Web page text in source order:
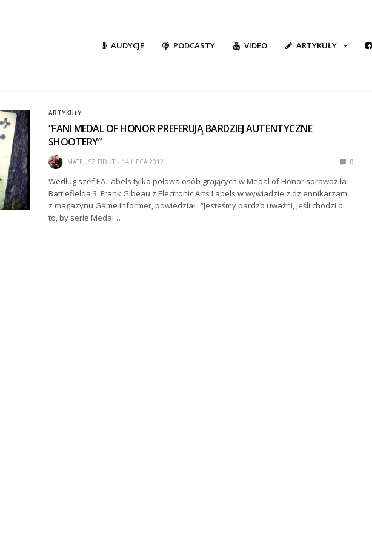
AUDYCJE PODCASTY VIDEO ARTYKUŁY
ARTYKUŁY
“FANI MEDAL OF HONOR PREFERUJĄ BARDZIEJ AUTENTYCZNE
SHOOTERY”
MATEUSZ FIDUT 14 LIPCA 2012 0
Według szef EA Labels tylko połowa osób grających w Medal of Honor sprawdziła
Battlefielda 3. Frank Gibeau z Electronic Arts Labels w wywiadzie z dziennikarzami
z magazynu Game Informer, powiedział: “Jesteśmy bardzo uważni, jeśli chodzi o
to, by serie Medal…